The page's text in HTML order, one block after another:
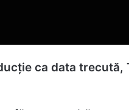
ca data trecută,